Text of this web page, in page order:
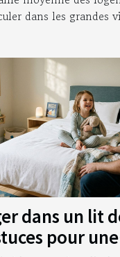
dans les grandes
dans un lit
pour une